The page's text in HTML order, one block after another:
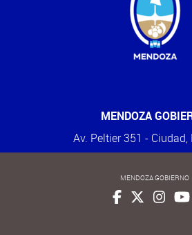
MENDOZA
Av. Peltier 351 -
MENDOZA GOBIERNO